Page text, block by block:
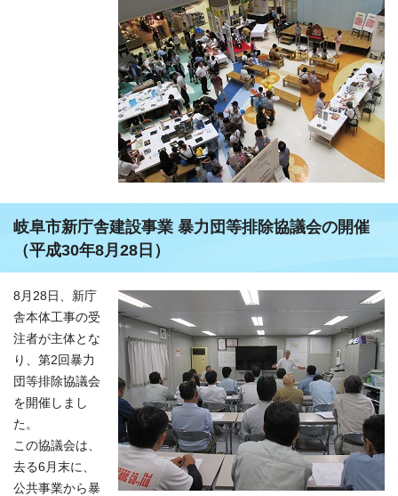
岐阜市新庁舎建設事業 暴力団等排除協議会の開催
（平成30年8月28日）
8月28日、新庁
舎本体工事の受
注者が主体とな
り、第2回暴力
団等排除協議会
を開催しまし
た。
この協議会は、
去る6月末に、
公共事業から暴